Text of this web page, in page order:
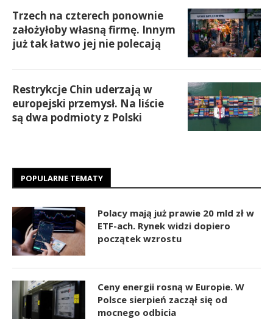
Trzech na czterech ponownie
założyłoby własną firmę. Innym
już tak łatwo jej nie polecają
Restrykcje Chin uderzają w
europejski przemysł. Na liście
są dwa podmioty z Polski
POPULARNE TEMATY
Polacy mają już prawie 20 mld zł w
ETF-ach. Rynek widzi dopiero
początek wzrostu
Ceny energii rosną w Europie. W
Polsce sierpień zaczął się od
mocnego odbicia